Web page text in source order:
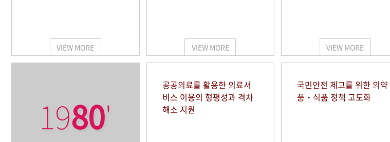
VIEW MORE VIEW MORE VIEW MORE
1980'
공공의료를 활용한 의료서
비스 이용의 형평성과 격차
해소 지원
국민안전 제고를 위한 의약
품‧식품 정책 고도화